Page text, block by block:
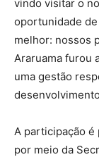
vindo visitar o
oportunidade
melhor: nossos
Araruama furou
uma gestão
A participação é
por meio da